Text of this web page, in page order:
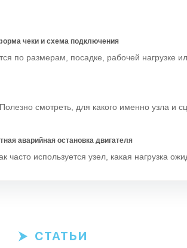
чеки и схема подключения
по размерам, посадке, рабочей нагрузке
смотреть, для какого именно узла и
аварийная остановка двигателя
используется узел, какая нагрузка
СТАТЬИ